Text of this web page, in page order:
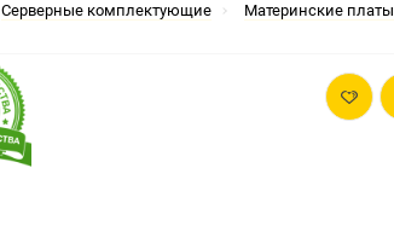
Серверные комплектующие Материнские платы